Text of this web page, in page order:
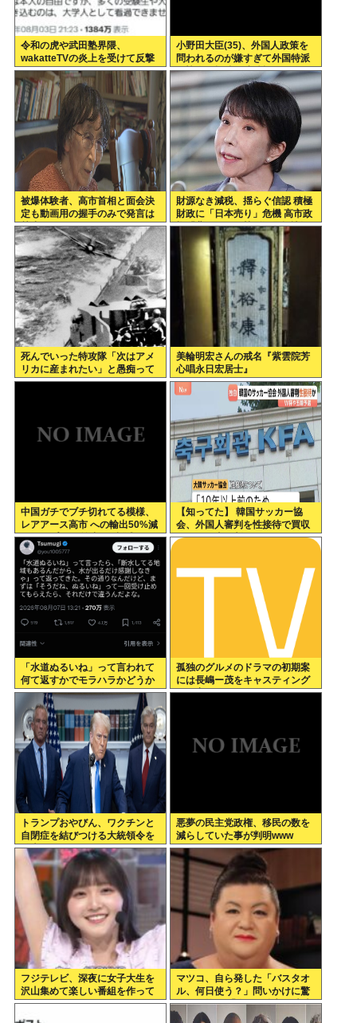
令和の虎や武田塾界隈、
wakatteTVの炎上を受けて反撃
開始
小野田大臣(35)、外国人政策を
問われるのが嫌すぎて外国特派
員協会の招待を連続拒否www
被爆体験者、高市首相と面会決
定も動画用の握手のみで発言は
禁止www
財源なき減税、揺らぐ信認 積極
財政に「日本売り」危機 高市政
権「悲願」に固執〔深層探訪〕
死んでいった特攻隊「次はアメ
リカに産まれたい」と愚痴って
いた
美輪明宏さんの戒名『紫雲院芳
心唱永日宏居士』
中国ガチでブチ切れてる模様、
レアアース高市 への輸出50%減
トランプ への輸出も3割減
【知ってた】 韓国サッカー協
会、外国人審判を性接待で買収
していた事が判明
「水道ぬるいね」って言われて
何て返すかでモラハラかどうか
わかるらしいwww
孤独のグルメのドラマの初期案
には長嶋ー茂をキャスティング
する案もあった←これ
トランプおやびん、ワクチンと
自閉症を結びつける大統領令を
発表へ、
悪夢の民主党政権、移民の数を
減らしていた事が判明www
フジテレビ、深夜に女子大生を
沢山集めて楽しい番組を作って
いたwww
マツコ、自ら発した「バスタオ
ル、何日使う？」問いかけに驚
がくの答え 「今日は全部、本当
のこと言うわ」